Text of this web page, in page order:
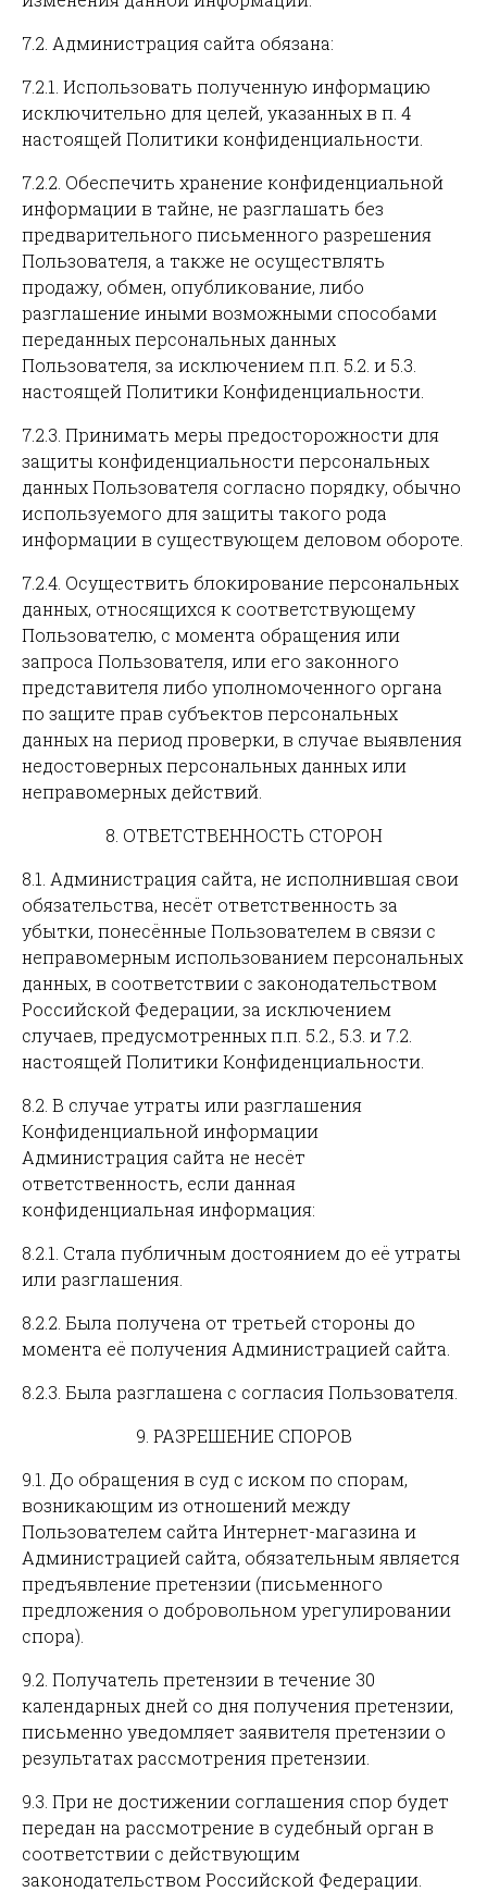
7.2. Администрация сайта обязана:
7.2.1. Использовать полученную информацию
исключительно для целей, указанных в п. 4
настоящей Политики конфиденциальности.
7.2.2. Обеспечить хранение конфиденциальной
информации в тайне, не разглашать без
предварительного письменного разрешения
Пользователя, а также не осуществлять
продажу, обмен, опубликование, либо
разглашение иными возможными способами
переданных персональных данных
Пользователя, за исключением п.п. 5.2. и 5.3.
настоящей Политики Конфиденциальности.
7.2.3. Принимать меры предосторожности для
защиты конфиденциальности персональных
данных Пользователя согласно порядку, обычно
используемого для защиты такого рода
информации в существующем деловом обороте.
7.2.4. Осуществить блокирование персональных
данных, относящихся к соответствующему
Пользователю, с момента обращения или
запроса Пользователя, или его законного
представителя либо уполномоченного органа
по защите прав субъектов персональных
данных на период проверки, в случае выявления
недостоверных персональных данных или
неправомерных действий.
8. ОТВЕТСТВЕННОСТЬ СТОРОН
8.1. Администрация сайта, не исполнившая свои
обязательства, несёт ответственность за
убытки, понесённые Пользователем в связи с
неправомерным использованием персональных
данных, в соответствии с законодательством
Российской Федерации, за исключением
случаев, предусмотренных п.п. 5.2., 5.3. и 7.2.
настоящей Политики Конфиденциальности.
8.2. В случае утраты или разглашения
Конфиденциальной информации
Администрация сайта не несёт
ответственность, если данная
конфиденциальная информация:
8.2.1. Стала публичным достоянием до её утраты
или разглашения.
8.2.2. Была получена от третьей стороны до
момента её получения Администрацией сайта.
8.2.3. Была разглашена с согласия Пользователя.
9. РАЗРЕШЕНИЕ СПОРОВ
9.1. До обращения в суд с иском по спорам,
возникающим из отношений между
Пользователем сайта Интернет-магазина и
Администрацией сайта, обязательным является
предъявление претензии (письменного
предложения о добровольном урегулировании
спора).
9.2. Получатель претензии в течение 30
календарных дней со дня получения претензии,
письменно уведомляет заявителя претензии о
результатах рассмотрения претензии.
9.3. При не достижении соглашения спор будет
передан на рассмотрение в судебный орган в
соответствии с действующим
законодательством Российской Федерации.